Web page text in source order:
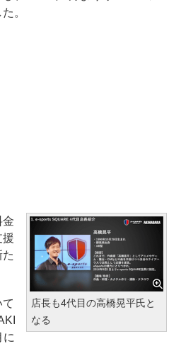
。
店長も4代目の高橋晃平氏と
なる
援
に